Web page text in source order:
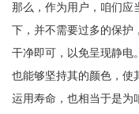
那么，作为用户，咱们应
下，并不需要过多的保护
干净即可，以免呈现静电
也能够坚持其的颜色，使
运用寿命，也相当于是为